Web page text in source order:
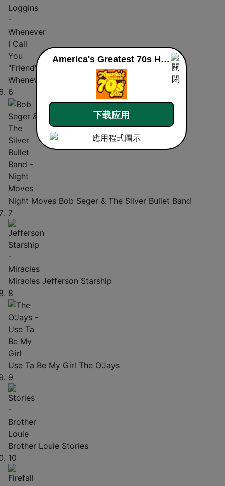
Whenever I Call You "Friend" Kenny Loggins
6
Night Moves Bob Seger & The Silver Bullet Band
7
Miracles Jefferson Starship
8
Use Ta Be My Girl The O'Jays
9
Brother Louie Stories
10
America's Greatest 70s Hits live
下载应用